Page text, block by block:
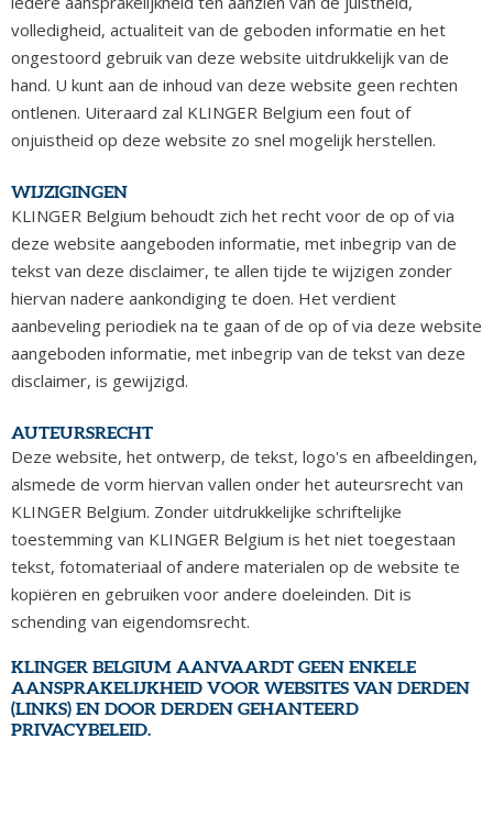
volledigheid, actualiteit van de geboden informatie en het
ongestoord gebruik van deze website uitdrukkelijk van de
hand. U kunt aan de inhoud van deze website geen rechten
ontlenen. Uiteraard zal KLINGER Belgium een fout of
onjuistheid op deze website zo snel mogelijk herstellen.
WIJZIGINGEN
KLINGER Belgium behoudt zich het recht voor de op of via
deze website aangeboden informatie, met inbegrip van de
tekst van deze disclaimer, te allen tijde te wijzigen zonder
hiervan nadere aankondiging te doen. Het verdient
aanbeveling periodiek na te gaan of de op of via deze website
aangeboden informatie, met inbegrip van de tekst van deze
disclaimer, is gewijzigd.
AUTEURSRECHT
Deze website, het ontwerp, de tekst, logo's en afbeeldingen,
alsmede de vorm hiervan vallen onder het auteursrecht van
KLINGER Belgium. Zonder uitdrukkelijke schriftelijke
toestemming van KLINGER Belgium is het niet toegestaan
tekst, fotomateriaal of andere materialen op de website te
kopiëren en gebruiken voor andere doeleinden. Dit is
schending van eigendomsrecht.
KLINGER BELGIUM AANVAARDT GEEN ENKELE
AANSPRAKELIJKHEID VOOR WEBSITES VAN DERDEN
(LINKS) EN DOOR DERDEN GEHANTEERD
PRIVACYBELEID.